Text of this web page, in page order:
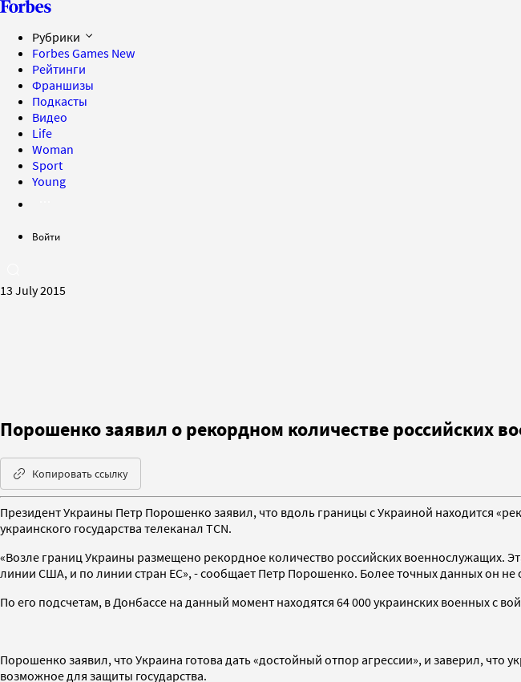
Рубрики
Forbes Games New
Рейтинги
Франшизы
Подкасты
Видео
Life
Woman
Sport
Young
Войти
13 July 2015
Порошенко заявил о рекордном количестве российских
Копировать ссылку
Президент Украины Петр Порошенко заявил, что вдоль границы с Украиной находится
украинского государства телеканал TCN.
«Возле границ Украины размещено рекордное количество российских
линии США, и по линии стран ЕС», - сообщает Петр Порошенко. Более точных данных он не
По его подсчетам, в Донбассе на данный момент находятся 64 000 украинских военных с
Порошенко заявил, что Украина готова дать «достойный отпор агрессии», и заверил, что
возможное для защиты государства.